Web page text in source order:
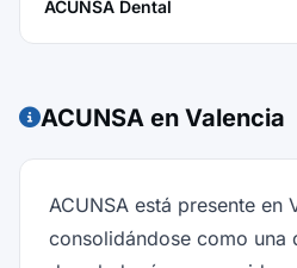
ACUNSA Dental
ACUNSA en Valencia
ACUNSA está presente en
consolidándose como una